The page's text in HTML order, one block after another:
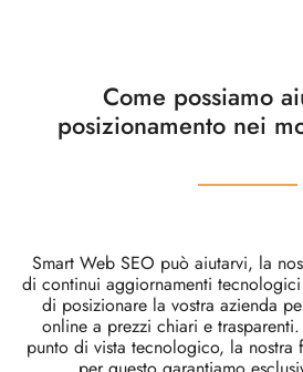
Come possiamo
posizionamento nei
Smart Web SEO può aiutarvi, la
di continui aggiornamenti
di posizionare la vostra azienda
online a prezzi chiari e
punto di vista tecnologico, la nostra